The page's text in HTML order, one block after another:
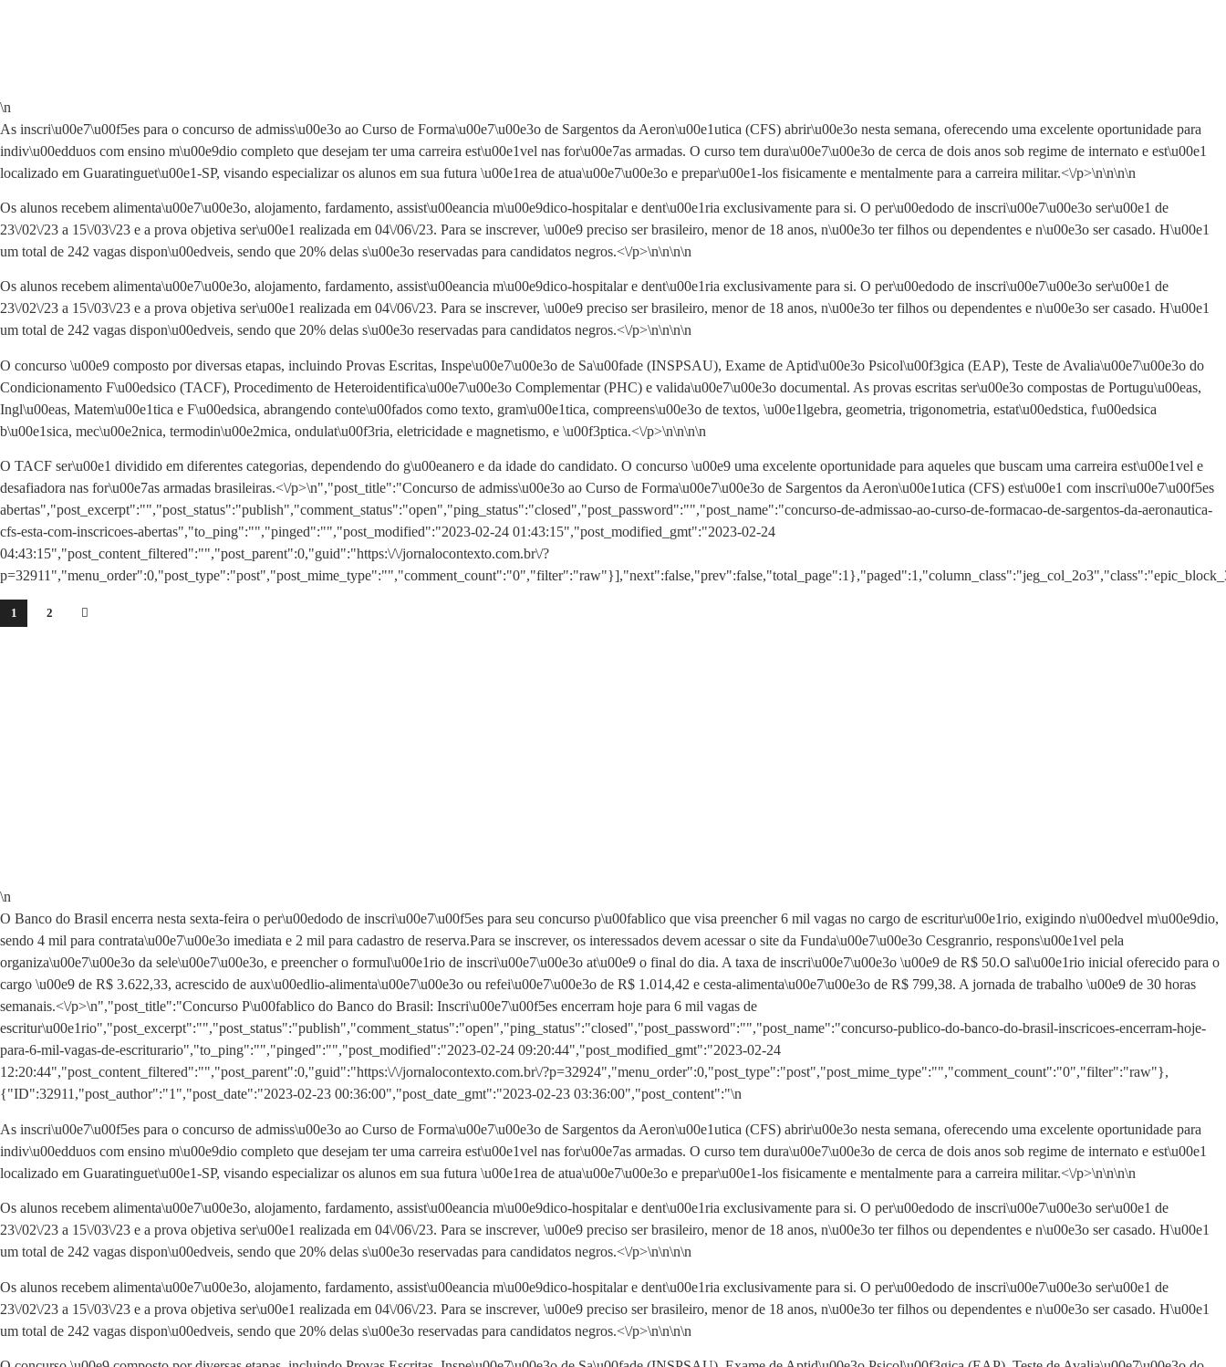
\n
As inscri\u00e7\u00f5es para o concurso de admiss\u00e3o ao Curso de Forma\u00e7\u00e3o de Sargentos da Aeron\u00e1utica (CFS) abrir\u00e3o nesta semana, oferecendo uma excelente oportunidade para
indiv\u00edduos com ensino m\u00e9dio completo que desejam ter uma carreira est\u00e1vel nas for\u00e7as armadas. O curso tem dura\u00e7\u00e3o de cerca de dois anos sob regime de internato e est\u00e1
localizado em Guaratinguet\u00e1-SP, visando especializar os alunos em sua futura \u00e1rea de atua\u00e7\u00e3o e prepar\u00e1-los fisicamente e mentalmente para a carreira militar.<\/p>\n\n\n\n
Os alunos recebem alimenta\u00e7\u00e3o, alojamento, fardamento, assist\u00eancia m\u00e9dico-hospitalar e dent\u00e1ria exclusivamente para si. O per\u00edodo de inscri\u00e7\u00e3o ser\u00e1 de
23\/02\/23 a 15\/03\/23 e a prova objetiva ser\u00e1 realizada em 04\/06\/23. Para se inscrever, \u00e9 preciso ser brasileiro, menor de 18 anos, n\u00e3o ter filhos ou dependentes e n\u00e3o ser casado. H\u00e1
um total de 242 vagas dispon\u00edveis, sendo que 20% delas s\u00e3o reservadas para candidatos negros.<\/p>\n\n\n\n
Os alunos recebem alimenta\u00e7\u00e3o, alojamento, fardamento, assist\u00eancia m\u00e9dico-hospitalar e dent\u00e1ria exclusivamente para si. O per\u00edodo de inscri\u00e7\u00e3o ser\u00e1 de
23\/02\/23 a 15\/03\/23 e a prova objetiva ser\u00e1 realizada em 04\/06\/23. Para se inscrever, \u00e9 preciso ser brasileiro, menor de 18 anos, n\u00e3o ter filhos ou dependentes e n\u00e3o ser casado. H\u00e1
um total de 242 vagas dispon\u00edveis, sendo que 20% delas s\u00e3o reservadas para candidatos negros.<\/p>\n\n\n\n
O concurso \u00e9 composto por diversas etapas, incluindo Provas Escritas, Inspe\u00e7\u00e3o de Sa\u00fade (INSPSAU), Exame de Aptid\u00e3o Psicol\u00f3gica (EAP), Teste de Avalia\u00e7\u00e3o do
Condicionamento F\u00edsico (TACF), Procedimento de Heteroidentifica\u00e7\u00e3o Complementar (PHC) e valida\u00e7\u00e3o documental. As provas escritas ser\u00e3o compostas de Portugu\u00eas,
Ingl\u00eas, Matem\u00e1tica e F\u00edsica, abrangendo conte\u00fados como texto, gram\u00e1tica, compreens\u00e3o de textos, \u00e1lgebra, geometria, trigonometria, estat\u00edstica, f\u00edsica
b\u00e1sica, mec\u00e2nica, termodin\u00e2mica, ondulat\u00f3ria, eletricidade e magnetismo, e \u00f3ptica.<\/p>\n\n\n\n
O TACF ser\u00e1 dividido em diferentes categorias, dependendo do g\u00eanero e da idade do candidato. O concurso \u00e9 uma excelente oportunidade para aqueles que buscam uma carreira est\u00e1vel e
desafiadora nas for\u00e7as armadas brasileiras.<\/p>\n","post_title":"Concurso de admiss\u00e3o ao Curso de Forma\u00e7\u00e3o de Sargentos da Aeron\u00e1utica (CFS) est\u00e1 com inscri\u00e7\u00f5es
abertas","post_excerpt":"","post_status":"publish","comment_status":"open","ping_status":"closed","post_password":"","post_name":"concurso-de-admissao-ao-curso-de-formacao-de-sargentos-da-aeronautica-
cfs-esta-com-inscricoes-abertas","to_ping":"","pinged":"","post_modified":"2023-02-24 01:43:15","post_modified_gmt":"2023-02-24
04:43:15","post_content_filtered":"","post_parent":0,"guid":"https:\/\/jornalocontexto.com.br\/?
1 2
\n
O Banco do Brasil encerra nesta sexta-feira o per\u00edodo de inscri\u00e7\u00f5es para seu concurso p\u00fablico que visa preencher 6 mil vagas no cargo de escritur\u00e1rio, exigindo n\u00edvel m\u00e9dio,
sendo 4 mil para contrata\u00e7\u00e3o imediata e 2 mil para cadastro de reserva.Para se inscrever, os interessados devem acessar o site da Funda\u00e7\u00e3o Cesgranrio, respons\u00e1vel pela
organiza\u00e7\u00e3o da sele\u00e7\u00e3o, e preencher o formul\u00e1rio de inscri\u00e7\u00e3o at\u00e9 o final do dia. A taxa de inscri\u00e7\u00e3o \u00e9 de R$ 50.O sal\u00e1rio inicial oferecido para o
cargo \u00e9 de R$ 3.622,33, acrescido de aux\u00edlio-alimenta\u00e7\u00e3o ou refei\u00e7\u00e3o de R$ 1.014,42 e cesta-alimenta\u00e7\u00e3o de R$ 799,38. A jornada de trabalho \u00e9 de 30 horas
semanais.<\/p>\n","post_title":"Concurso P\u00fablico do Banco do Brasil: Inscri\u00e7\u00f5es encerram hoje para 6 mil vagas de
escritur\u00e1rio","post_excerpt":"","post_status":"publish","comment_status":"open","ping_status":"closed","post_password":"","post_name":"concurso-publico-do-banco-do-brasil-inscricoes-encerram-hoje-
para-6-mil-vagas-de-escriturario","to_ping":"","pinged":"","post_modified":"2023-02-24 09:20:44","post_modified_gmt":"2023-02-24
12:20:44","post_content_filtered":"","post_parent":0,"guid":"https:\/\/jornalocontexto.com.br\/?p=32924","menu_order":0,"post_type":"post","post_mime_type":"","comment_count":"0","filter":"raw"},
{"ID":32911,"post_author":"1","post_date":"2023-02-23 00:36:00","post_date_gmt":"2023-02-23 03:36:00","post_content":"\n
As inscri\u00e7\u00f5es para o concurso de admiss\u00e3o ao Curso de Forma\u00e7\u00e3o de Sargentos da Aeron\u00e1utica (CFS) abrir\u00e3o nesta semana, oferecendo uma excelente oportunidade para
indiv\u00edduos com ensino m\u00e9dio completo que desejam ter uma carreira est\u00e1vel nas for\u00e7as armadas. O curso tem dura\u00e7\u00e3o de cerca de dois anos sob regime de internato e est\u00e1
localizado em Guaratinguet\u00e1-SP, visando especializar os alunos em sua futura \u00e1rea de atua\u00e7\u00e3o e prepar\u00e1-los fisicamente e mentalmente para a carreira militar.<\/p>\n\n\n\n
Os alunos recebem alimenta\u00e7\u00e3o, alojamento, fardamento, assist\u00eancia m\u00e9dico-hospitalar e dent\u00e1ria exclusivamente para si. O per\u00edodo de inscri\u00e7\u00e3o ser\u00e1 de
23\/02\/23 a 15\/03\/23 e a prova objetiva ser\u00e1 realizada em 04\/06\/23. Para se inscrever, \u00e9 preciso ser brasileiro, menor de 18 anos, n\u00e3o ter filhos ou dependentes e n\u00e3o ser casado. H\u00e1
um total de 242 vagas dispon\u00edveis, sendo que 20% delas s\u00e3o reservadas para candidatos negros.<\/p>\n\n\n\n
Os alunos recebem alimenta\u00e7\u00e3o, alojamento, fardamento, assist\u00eancia m\u00e9dico-hospitalar e dent\u00e1ria exclusivamente para si. O per\u00edodo de inscri\u00e7\u00e3o ser\u00e1 de
23\/02\/23 a 15\/03\/23 e a prova objetiva ser\u00e1 realizada em 04\/06\/23. Para se inscrever, \u00e9 preciso ser brasileiro, menor de 18 anos, n\u00e3o ter filhos ou dependentes e n\u00e3o ser casado. H\u00e1
um total de 242 vagas dispon\u00edveis, sendo que 20% delas s\u00e3o reservadas para candidatos negros.<\/p>\n\n\n\n